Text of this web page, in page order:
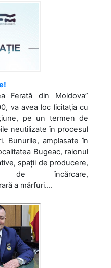
Ferată din Moldova”
va avea loc licitaţia cu
pe un termen de
neutilizate în procesul
Bunurile, amplasate în
Bugeac, raionul
spații de producere,
de încărcare,
a mărfuri....